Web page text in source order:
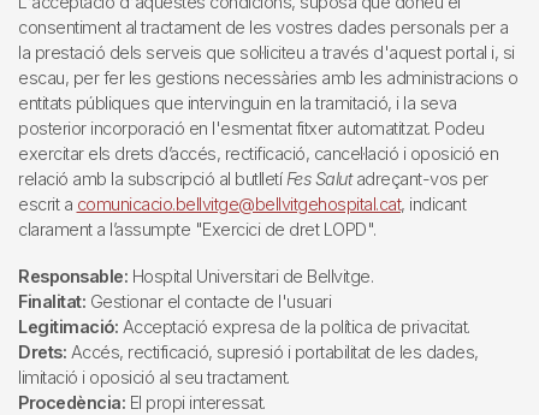
consentiment al tractament de les vostres dades personals per a
la prestació dels serveis que sol·liciteu a través d'aquest portal i, si
escau, per fer les gestions necessàries amb les administracions o
entitats públiques que intervinguin en la tramitació, i la seva
posterior incorporació en l'esmentat fitxer automatitzat. Podeu
exercitar els drets d’accés, rectificació, cancel·lació i oposició en
relació amb la subscripció al butlletíFes Salutadreçant-vos per
escrit a comunicacio.bellvitge@bellvitgehospital.cat, indicant
clarament a l’assumpte "Exercici de dret LOPD".
Responsable: Hospital Universitari de Bellvitge.
Finalitat: Gestionar el contacte de l'usuari
Legitimació: Acceptació expresa de la política de privacitat.
Drets: Accés, rectificació, supresió i portabilitat de les dades,
limitació i oposició al seu tractament.
Procedència: El propi interessat.